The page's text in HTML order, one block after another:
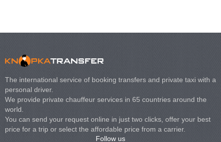
The international service of booking transfers and private taxi with a
personal driver.
We provide private chauffeur services in 65 countries around the
world.
You can send your request online in just two clicks, offer your best
price for a trip or select the affordable price from a carrier.
Follow us